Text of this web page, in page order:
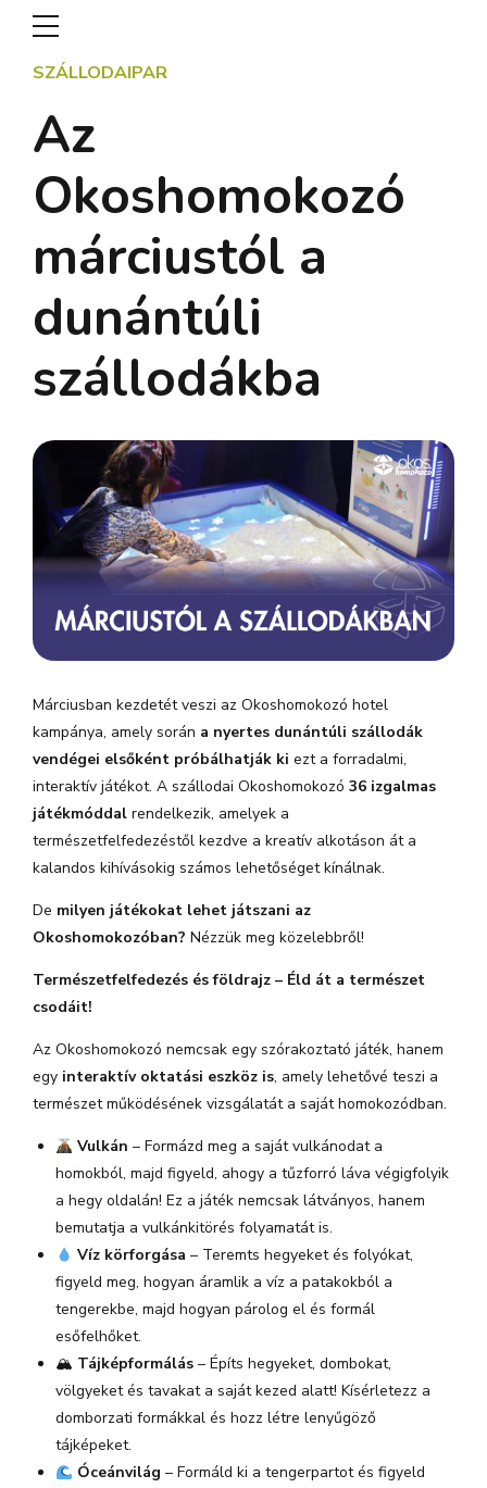
SZÁLLODAIPAR
Az
Okoshomokozó
márciustól a
dunántúli
szállodákba
Márciusban kezdetét veszi az Okoshomokozó hotel
kampánya, amely során a nyertes dunántúli szállodák
vendégei elsőként próbálhatják ki ezt a forradalmi,
interaktív játékot. A szállodai Okoshomokozó 36 izgalmas
játékmóddal rendelkezik, amelyek a
természetfelfedezéstől kezdve a kreatív alkotáson át a
kalandos kihívásokig számos lehetőséget kínálnak.
De milyen játékokat lehet játszani az
Okoshomokozóban? Nézzük meg közelebbről!
Természetfelfedezés és földrajz – Éld át a természet
csodáit!
Az Okoshomokozó nemcsak egy szórakoztató játék, hanem
egy interaktív oktatási eszköz is, amely lehetővé teszi a
természet működésének vizsgálatát a saját homokozódban.
Vulkán – Formázd meg a saját vulkánodat a
homokból, majd figyeld, ahogy a tűzforró láva végigfolyik
a hegy oldalán! Ez a játék nemcsak látványos, hanem
bemutatja a vulkánkitörés folyamatát is.
Víz körforgása – Teremts hegyeket és folyókat,
figyeld meg, hogyan áramlik a víz a patakokból a
tengerekbe, majd hogyan párolog el és formál
esőfelhőket.
🏔 Tájképformálás – Építs hegyeket, dombokat,
völgyeket és tavakat a saját kezed alatt! Kísérletezz a
domborzati formákkal és hozz létre lenyűgöző
tájképeket.
Óceánvilág – Formáld ki a tengerpartot és figyeld